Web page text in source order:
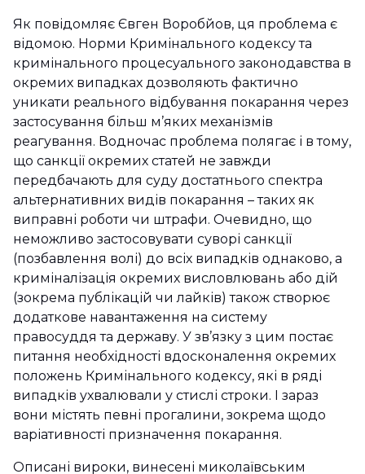
Як повідомляє Євген Воробйов, ця проблема є
відомою. Норми Кримінального кодексу та
кримінального процесуального законодавства в
окремих випадках дозволяють фактично
уникати реального відбування покарання через
застосування більш м’яких механізмів
реагування. Водночас проблема полягає і в тому,
що санкції окремих статей не завжди
передбачають для суду достатнього спектра
альтернативних видів покарання – таких як
виправні роботи чи штрафи. Очевидно, що
неможливо застосовувати суворі санкції
(позбавлення волі) до всіх випадків однаково, а
криміналізація окремих висловлювань або дій
(зокрема публікацій чи лайків) також створює
додаткове навантаження на систему
правосуддя та державу. У зв’язку з цим постає
питання необхідності вдосконалення окремих
положень Кримінального кодексу, які в ряді
випадків ухвалювали у стислі строки. І зараз
вони містять певні прогалини, зокрема щодо
варіативності призначення покарання.
Описані вироки, винесені миколаївським